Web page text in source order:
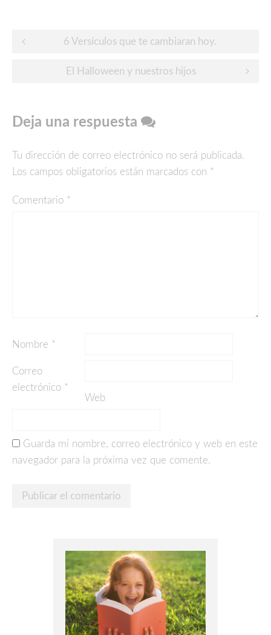
Post
navigation
6 Versículos que te cambiaran hoy.
El Halloween y nuestros hijos
Deja una respuesta
Tu dirección de correo electrónico no será publicada.
Los campos obligatorios están marcados con *
Comentario *
Nombre *
Correo
electrónico *
Web
Guarda mi nombre, correo electrónico y web en este
navegador para la próxima vez que comente.